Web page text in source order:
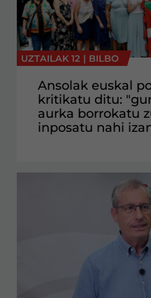
UZTAILAK 12 | BILBO
Ansolak euskal
kritikatu ditu:
aurka borrokatu
inposatu nahi